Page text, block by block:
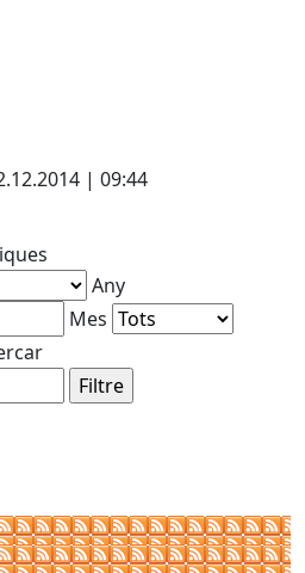
| 09:44
Any
Mes